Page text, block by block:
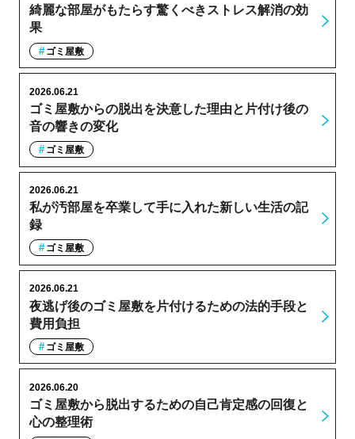
綺麗な部屋がもたらす驚くべきストレス解消の効
果
ゴミ屋敷
ゴミ屋敷からの脱出を決意した理由と片付け後の
音の響きの変化
2026.06.21
ゴミ屋敷
私が汚部屋を卒業して手に入れた新しい生活の記
録
2026.06.21
ゴミ屋敷
夜逃げ後のゴミ屋敷を片付けるための法的手段と
費用負担
2026.06.21
ゴミ屋敷
ゴミ屋敷から脱出するための自己肯定感の回復と
心の整理術
2026.06.20